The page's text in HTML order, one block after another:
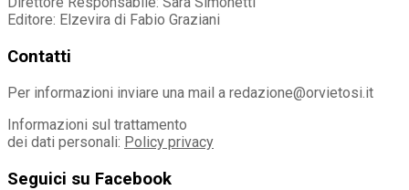
Editore: Elzevira di Fabio Graziani
Contatti
Per informazioni inviare una mail a redazione@orvietosi.it
Informazioni sul trattamento
dei dati personali: Policy privacy
Seguici su Facebook